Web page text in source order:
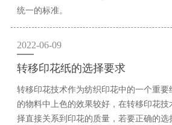
统一的标准。
2022-06-09
转移印花纸的选择要求
转移印花技术作为纺织印花中的一个重要
的物料中上色的效果较好，在转移印花
择直接关系到印花的质量，若要正确的选